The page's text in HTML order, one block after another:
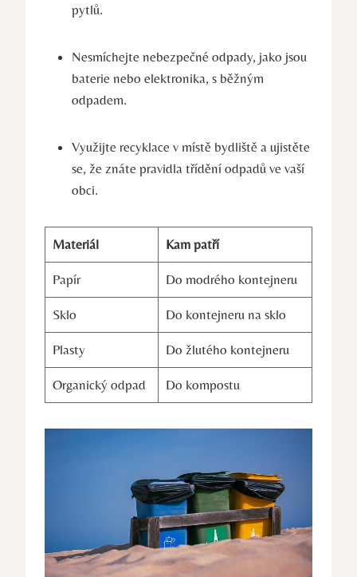
pytlů.
Nesmíchejte nebezpečné odpady, jako jsou
baterie nebo elektronika,‌ s běžným
odpadem.
Využijte ⁢recyklace v místě bydliště a ujistěte⁤
se, že znáte pravidla třídění odpadů ve ⁣vaší
obci.
Materiál Kam patří
Papír Do⁣ modrého kontejneru
Sklo Do kontejneru na sklo
Plasty Do žlutého kontejneru
Organický odpad Do kompostu